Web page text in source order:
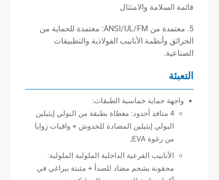
قائمة السلامة والامتثال
5. معتمدة من ANSI/UL/FM: معتمدة للحماية من
الحرائق وأنظمة الأنابيب الفولاذية والتطبيقات
الصناعية.
التعبئة
واجهة حماية خماسية الطبقات:
4 منافذ أخدود: مغطاة بطبقة من البولي إيثيلين
البولي إيثيلين المضادة للخدوش + واقيات زوايا
من رغوة EVA;
الأنابيب الفرعية الداخلية الملولبة الملولبة:
محقونة بشحم مضاد للصدأ + مثبتة ببراغي في